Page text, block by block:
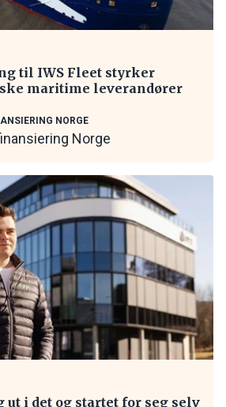
til IWS Fleet styrker
maritime leverandører
NORGE
Norge
ut i det og startet for seg selv